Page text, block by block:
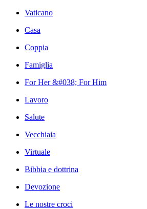
Vaticano
Casa
Coppia
Famiglia
For Her &#038; For Him
Lavoro
Salute
Vecchiaia
Virtuale
Bibbia e dottrina
Devozione
Le nostre croci